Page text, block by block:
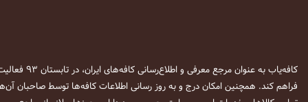
کافه‌یاب به عنوان مرجع معرفی و اطلاع‌رسانی کافه‌های ایران، در تابستان ۹۳ فعالیت خود را آغاز نمود. این وب‌سایت در نظر دارد تا با معرفی
فراهم کند. همچنین امکان درج و به روز رسانی اطلاعات کافه‌ها توسط صاحبان